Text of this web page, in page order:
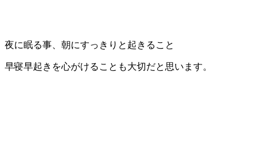
夜に眠る事、朝にすっきりと起きること
早寝早起きを心がけることも大切だと思います。